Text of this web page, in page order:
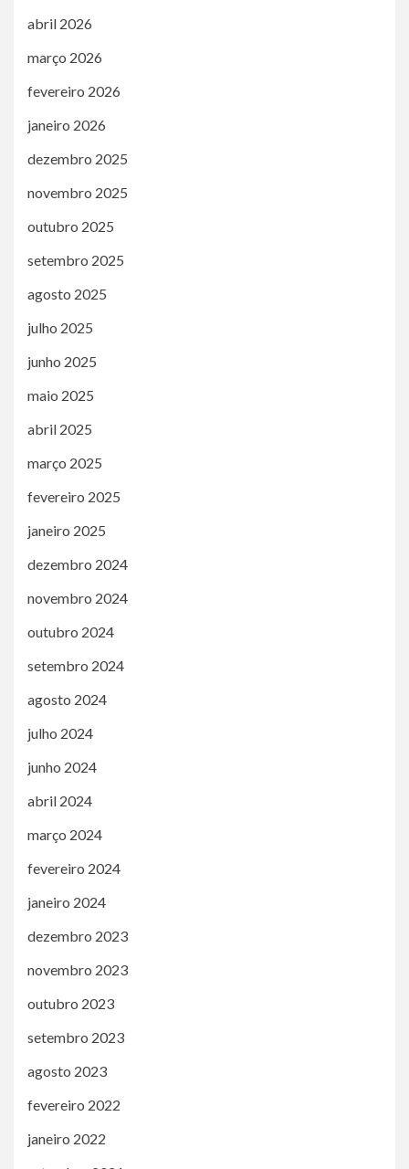
abril 2026
março 2026
fevereiro 2026
janeiro 2026
dezembro 2025
novembro 2025
outubro 2025
setembro 2025
agosto 2025
julho 2025
junho 2025
maio 2025
abril 2025
março 2025
fevereiro 2025
janeiro 2025
dezembro 2024
novembro 2024
outubro 2024
setembro 2024
agosto 2024
julho 2024
junho 2024
abril 2024
março 2024
fevereiro 2024
janeiro 2024
dezembro 2023
novembro 2023
outubro 2023
setembro 2023
agosto 2023
fevereiro 2022
janeiro 2022